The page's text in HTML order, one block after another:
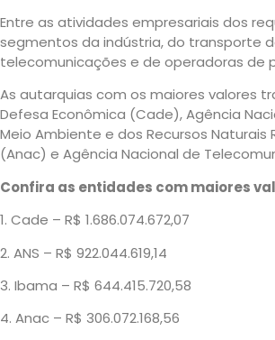
Entre as atividades empresariais dos
segmentos da indústria, do transporte
telecomunicações e de operadoras de
As autarquias com os maiores valores
Defesa Econômica (Cade), Agência
Meio Ambiente e dos Recursos
(Anac) e Agência Nacional de
Confira as entidades com maiores
1. Cade – R$ 1.686.074.672,07
2. ANS – R$ 922.044.619,14
3. Ibama – R$ 644.415.720,58
4. Anac – R$ 306.072.168,56